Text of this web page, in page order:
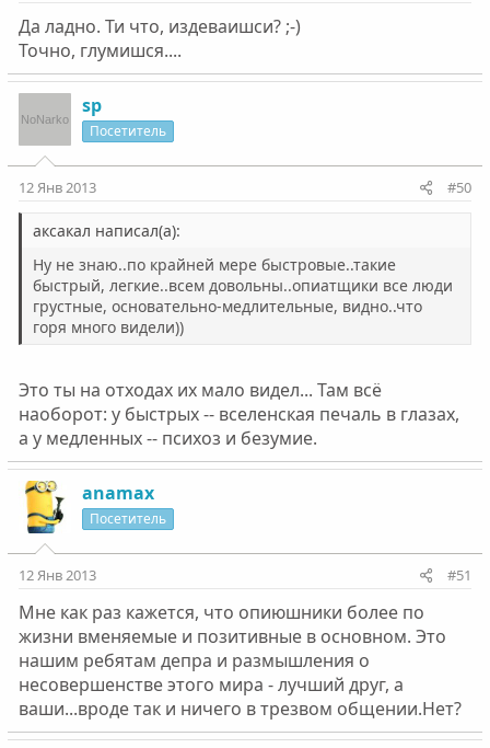
Да ладно. Ти что, издеваишси? ;-)
Точно, глумишся....
sp
Посетитель
12 Янв 2013 #50
аксакал написал(а):
Ну не знаю..по крайней мере быстровые..такие
быстрый, легкие..всем довольны..опиатщики все люди
грустные, основательно-медлительные, видно..что
горя много видели))
Это ты на отходах их мало видел... Там всё
наоборот: у быстрых -- вселенская печаль в глазах,
а у медленных -- психоз и безумие.
anamax
Посетитель
12 Янв 2013 #51
Мне как раз кажется, что опиюшники более по
жизни вменяемые и позитивные в основном. Это
нашим ребятам депра и размышления о
несовершенстве этого мира - лучший друг, а
ваши...вроде так и ничего в трезвом общении.Нет?